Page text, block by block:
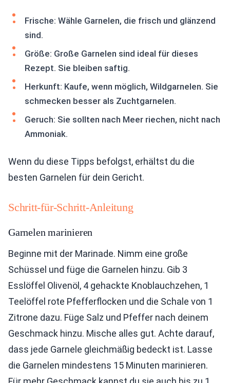
Frische: Wähle Garnelen, die frisch und glänzend
sind.
Größe: Große Garnelen sind ideal für dieses
Rezept. Sie bleiben saftig.
Herkunft: Kaufe, wenn möglich, Wildgarnelen. Sie
schmecken besser als Zuchtgarnelen.
Geruch: Sie sollten nach Meer riechen, nicht nach
Ammoniak.
Wenn du diese Tipps befolgst, erhältst du die
besten Garnelen für dein Gericht.
Schritt-für-Schritt-Anleitung
Garnelen marinieren
Beginne mit der Marinade. Nimm eine große
Schüssel und füge die Garnelen hinzu. Gib 3
Esslöffel Olivenöl, 4 gehackte Knoblauchzehen, 1
Teelöffel rote Pfefferflocken und die Schale von 1
Zitrone dazu. Füge Salz und Pfeffer nach deinem
Geschmack hinzu. Mische alles gut. Achte darauf,
dass jede Garnele gleichmäßig bedeckt ist. Lasse
die Garnelen mindestens 15 Minuten marinieren.